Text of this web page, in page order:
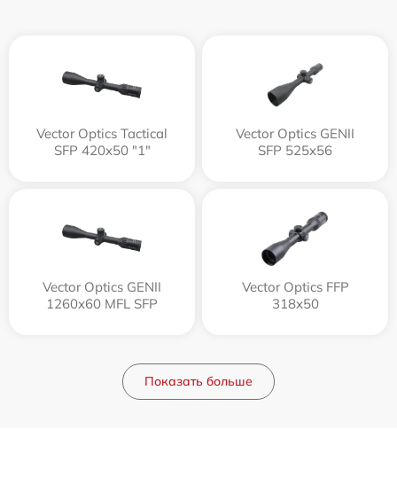
Vector Optics Tactical
SFP 420x50 "1"
Vector Optics GENII
SFP 525x56
Vector Optics GENII
1260x60 MFL SFP
Vector Optics FFP
318x50
Показать больше